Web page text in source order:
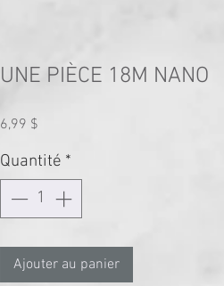
UNE PIÈCE 18M NANO
6,99 $
Quantité *
Ajouter au panier